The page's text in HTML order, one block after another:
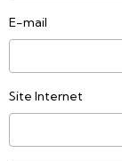
E-mail
Site Internet